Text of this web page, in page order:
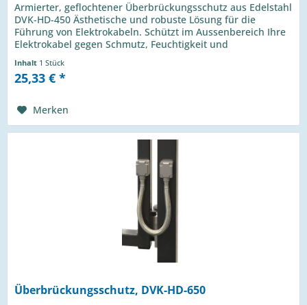
Armierter, geflochtener Überbrückungsschutz aus Edelstahl
DVK-HD-450 Ästhetische und robuste Lösung für die
Führung von Elektrokabeln. Schützt im Aussenbereich Ihre
Elektrokabel gegen Schmutz, Feuchtigkeit und
Inhalt 1 Stück
25,33 € *
Merken
Überbrückungsschutz, DVK-HD-650